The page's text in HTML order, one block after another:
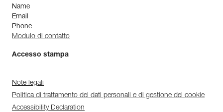
Name
Email
Phone
Modulo di contatto
Accesso stampa
Note legali
Politica di trattamento dei dati personali e di gestione dei cookie
Accessibility Declaration